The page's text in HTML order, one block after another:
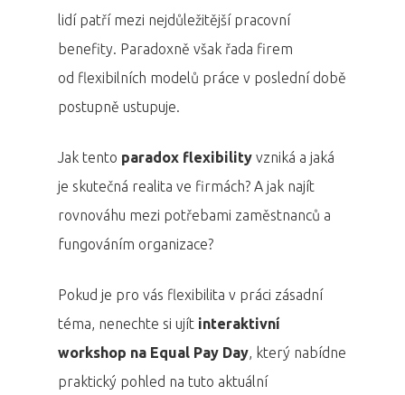
lidí patří mezi nejdůležitější pracovní
benefity. Paradoxně však řada firem
od flexibilních modelů práce v poslední době
postupně ustupuje.
Jak tento paradox flexibility vzniká a jaká
je skutečná realita ve firmách? A jak najít
rovnováhu mezi potřebami zaměstnanců a
fungováním organizace?
Pokud je pro vás flexibilita v práci zásadní
téma, nenechte si ujít interaktivní
workshop na Equal Pay Day, který nabídne
praktický pohled na tuto aktuální